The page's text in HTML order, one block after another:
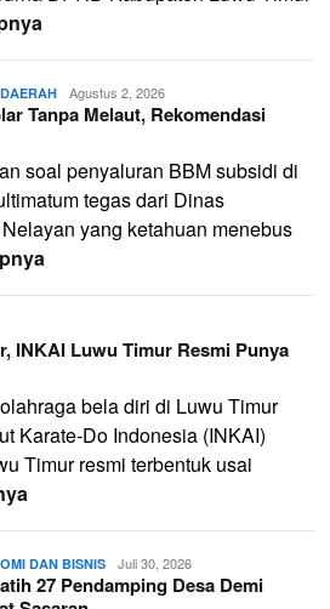
admin
Agustus 2, 2026
Tanpa Melaut, Rekomendasi
soal penyaluran BBM subsidi di
tegas dari Dinas
yang ketahuan menebus
INKAI Luwu Timur Resmi Punya
bela diri di Luwu Timur
Karate-Do Indonesia (INKAI)
Timur resmi terbentuk usai
DAN BISNIS admin
Juli 30, 2026
27 Pendamping Desa Demi